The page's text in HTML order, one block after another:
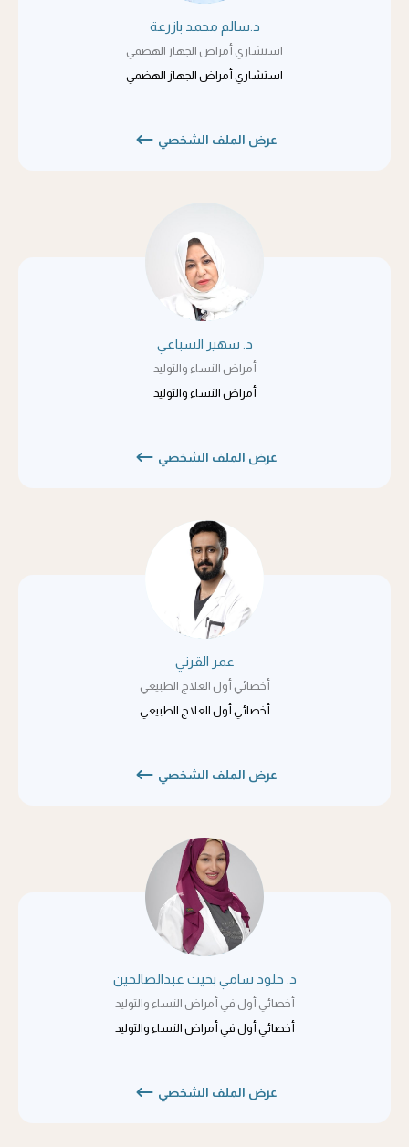
د.سالم محمد بازرعة
استشاري أمراض الجهاز الهضمي
استشاري أمراض الجهاز الهضمي
عرض الملف الشخصي
د. سهير السباعي
أمراض النساء والتوليد
أمراض النساء والتوليد
عرض الملف الشخصي
عمر القرني
أخصائي أول العلاج الطبيعي
أخصائي أول العلاج الطبيعي
عرض الملف الشخصي
د. خلود سامي بخيت عبدالصالحين
أخصائي أول في أمراض النساء والتوليد
أخصائي أول في أمراض النساء والتوليد
عرض الملف الشخصي